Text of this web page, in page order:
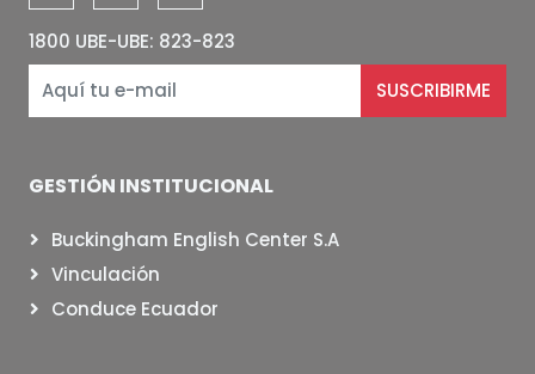
1800 UBE-UBE: 823-823
SUSCRIBIRME
GESTIÓN INSTITUCIONAL
Buckingham English Center S.A
Vinculación
Conduce Ecuador